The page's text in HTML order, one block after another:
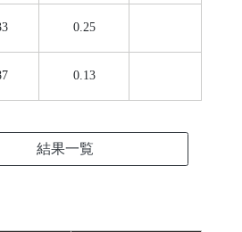
0.25
0.13
結果一覧